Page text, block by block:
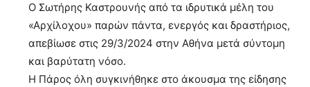
Ο Σωτήρης Καστρουνής από τα ιδρυτικά µέλη του
«Αρχίλοχου» παρών πάντα, ενεργός και δραστήριος,
απεβίωσε στις 29/3/2024 στην Αθήνα μετά σύντομη
και βαρύτατη νόσο.
Η Πάρος όλη συγκινήθηκε στο άκουσμα της είδησης